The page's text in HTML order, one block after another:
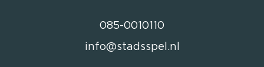
085-0010110
info@stadsspel.nl